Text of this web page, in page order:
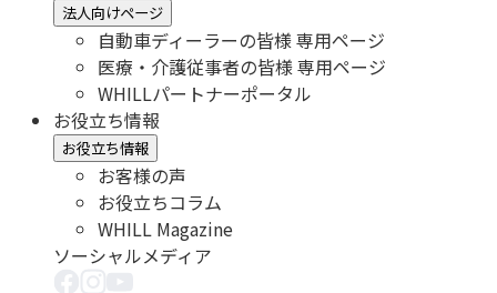
法人向けページ
自動車ディーラーの皆様 専用ページ
医療・介護従事者の皆様 専用ページ
WHILLパートナーポータル
お役立ち情報
お役立ち情報
お客様の声
お役立ちコラム
WHILL Magazine
ソーシャルメディア